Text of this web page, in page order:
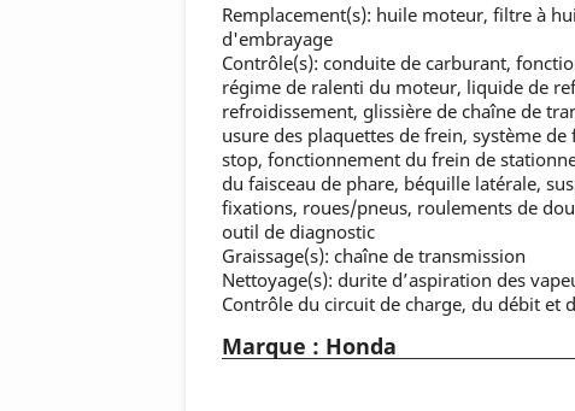
Remplacement(s): huile moteur, filtre à
d'embrayage
Contrôle(s): conduite de carburant,
régime de ralenti du moteur, liquide de
refroidissement, glissière de chaîne de
usure des plaquettes de frein, système
stop, fonctionnement du frein de
du faisceau de phare, béquille latérale,
fixations, roues/pneus, roulements de
outil de diagnostic
Graissage(s): chaîne de transmission
Nettoyage(s): durite d’aspiration des
Contrôle du circuit de charge, du débit et
Marque : Honda